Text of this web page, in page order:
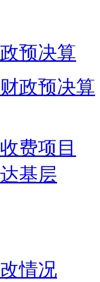
预决算
政预决算
费项目
基层
情况